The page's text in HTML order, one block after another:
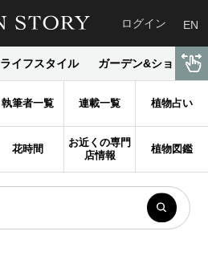
ログイン EN
ライフスタイル ガーデン&ショップ
執筆者一覧 連載一覧 植物占い
花時間
お近くの専門
店情報
植物図鑑